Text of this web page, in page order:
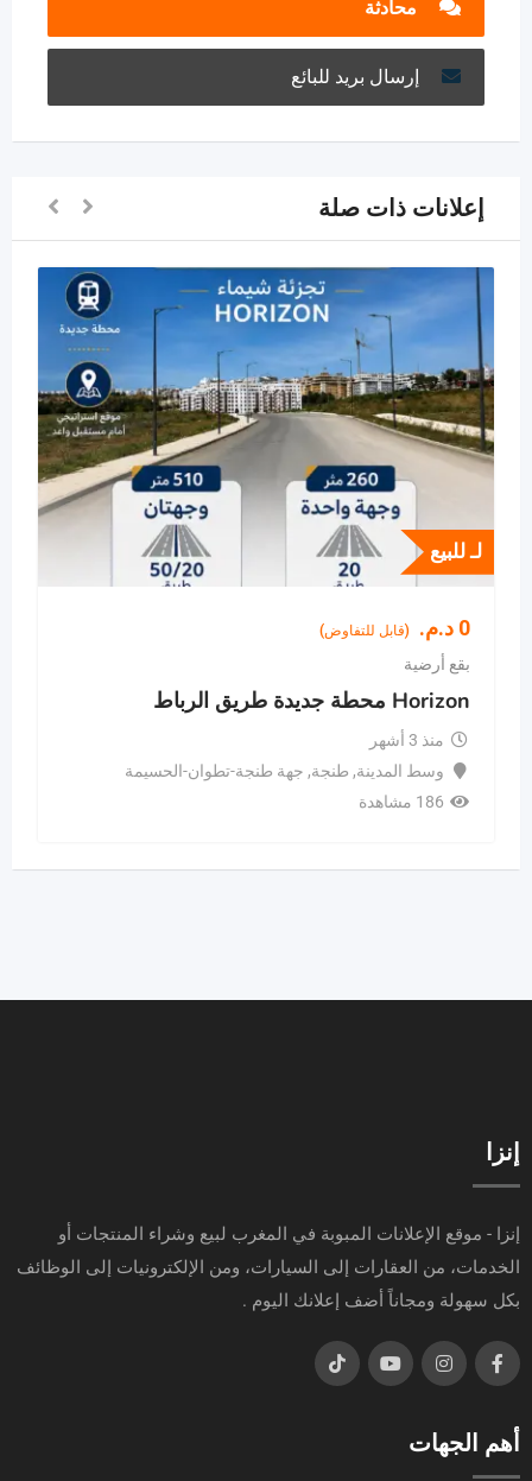
محادثة
إرسال بريد للبائع
إعلانات ذات صلة
لـ للبيع
0 د.م. (قابل للتفاوض)
بقع أرضية
Horizon محطة جديدة طريق الرباط
منذ 3 أشهر
وسط المدينة, طنجة, جهة طنجة-تطوان-الحسيمة
186 مشاهدة
إنزا
إنزا - موقع الإعلانات المبوبة في المغرب لبيع وشراء المنتجات أو
الخدمات، من العقارات إلى السيارات، ومن الإلكترونيات إلى الوظائف
بكل سهولة ومجاناً أضف إعلانك اليوم .
أهم الجهات